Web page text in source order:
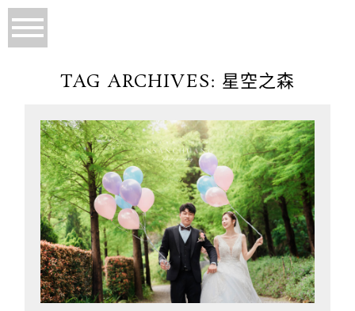
TAG ARCHIVES: 星空之森